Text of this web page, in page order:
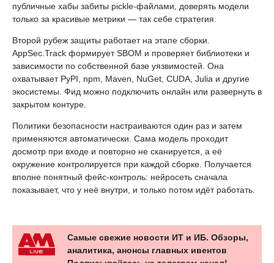
публичные хабы забиты pickle-файлами, доверять модели
только за красивые метрики — так себе стратегия.
Второй рубеж защиты работает на этапе сборки.
AppSec.Track формирует SBOM и проверяет библиотеки и
зависимости по собственной базе уязвимостей. Она
охватывает PyPI, npm, Maven, NuGet, CUDA, Julia и другие
экосистемы. Фид можно подключить онлайн или развернуть в
закрытом контуре.
Политики безопасности настраиваются один раз и затем
применяются автоматически. Сама модель проходит
досмотр при входе и повторно не сканируется, а её
окружение контролируется при каждой сборке. Получается
вполне понятный фейс-контроль: нейросеть сначала
показывает, что у неё внутри, и только потом идёт работать.
Самые свежие новости ИТ и ИБ. Обзоры,
аналитика, анонсы главных ивентов